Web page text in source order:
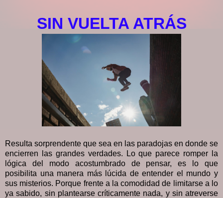
SIN VUELTA ATRÁS
Resulta sorprendente que sea en las paradojas en donde se
encierren las grandes verdades. Lo que parece romper la
lógica del modo acostumbrado de pensar, es lo que
posibilita una manera más lúcida de entender el mundo y
sus misterios. Porque frente a la comodidad de limitarse a lo
ya sabido, sin plantearse críticamente nada, y sin atreverse